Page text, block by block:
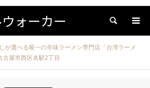
ォーカー 検索
が選べる唯一の辛味ラーメン専門店「台湾ラーメ
古屋市西区名駅2丁目